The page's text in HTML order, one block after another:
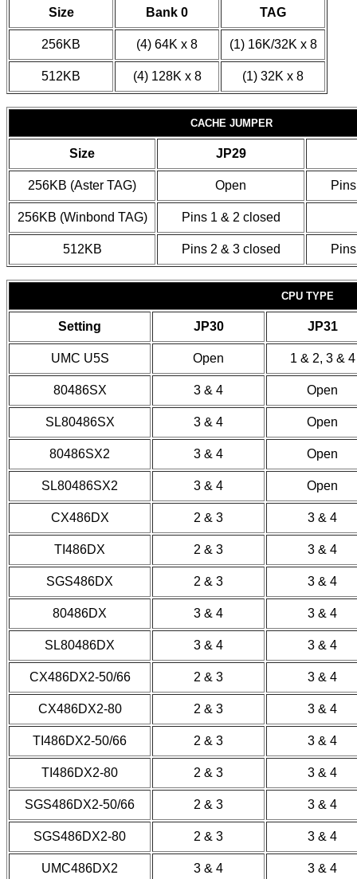
Size Bank 0 TAG
256KB (4) 64K x 8 (1) 16K/32K x 8
512KB (4) 128K x 8 (1) 32K x 8
CACHE JUMPER
Size JP29
256KB (Aster TAG) Open
256KB (Winbond TAG) Pins 1 & 2 closed
512KB Pins 2 & 3 closed
CPU TYPE
Setting JP30 JP31
UMC U5S Open 1 & 2, 3 & 4
80486SX 3 & 4 Open
SL80486SX 3 & 4 Open
80486SX2 3 & 4 Open
SL80486SX2 3 & 4 Open
CX486DX 2 & 3 3 & 4
TI486DX 2 & 3 3 & 4
SGS486DX 2 & 3 3 & 4
80486DX 3 & 4 3 & 4
SL80486DX 3 & 4 3 & 4
CX486DX2-50/66 2 & 3 3 & 4
CX486DX2-80 2 & 3 3 & 4
TI486DX2-50/66 2 & 3 3 & 4
TI486DX2-80 2 & 3 3 & 4
SGS486DX2-50/66 2 & 3 3 & 4
SGS486DX2-80 2 & 3 3 & 4
UMC486DX2 3 & 4 3 & 4